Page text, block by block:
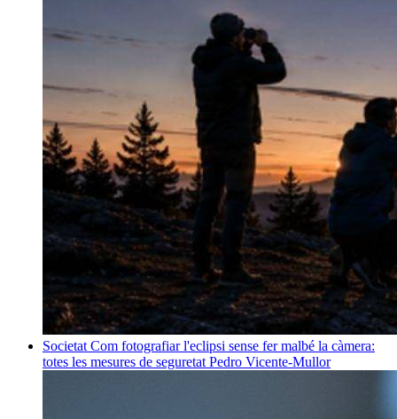
Societat Com fotografiar l'eclipsi sense fer malbé la càmera:
totes les mesures de seguretat Pedro Vicente-Mullor